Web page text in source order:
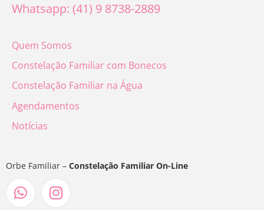
Whatsapp: (41) 9 8738-2889
Quem Somos
Constelação Familiar com Bonecos
Constelação Familiar na Água
Agendamentos
Notícias
Orbe Familiar – Constelação Familiar On-Line